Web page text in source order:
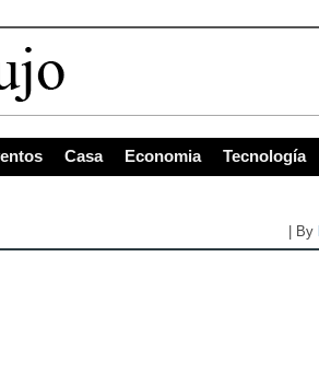
Casa Economia Tecnología
| By